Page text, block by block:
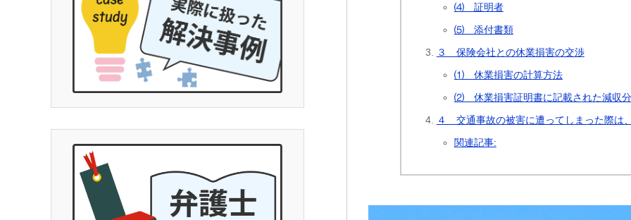
⑷ 証明者
⑸ 添付書類
３ 保険会社との休業損害の交渉
⑴ 休業損害の計算方法
⑵ 休業損害証明書に記載された減収
４ 交通事故の被害に遭ってしまった際は
関連記事: